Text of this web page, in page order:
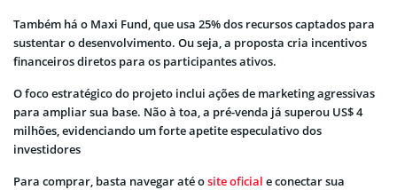
Também há o Maxi Fund, que usa 25% dos recursos captados para
sustentar o desenvolvimento. Ou seja, a proposta cria incentivos
financeiros diretos para os participantes ativos.
O foco estratégico do projeto inclui ações de marketing agressivas
para ampliar sua base. Não à toa, a pré-venda já superou US$ 4
milhões, evidenciando um forte apetite especulativo dos
investidores
Para comprar, basta navegar até osite oficial e conectar sua